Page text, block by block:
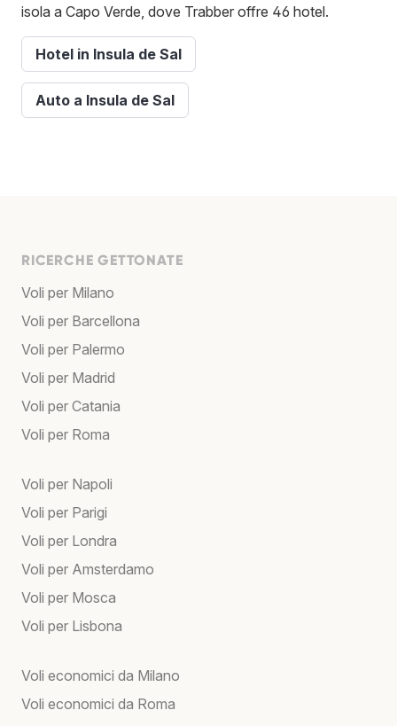
isola a Capo Verde, dove Trabber offre 46 hotel.
Hotel in Insula de Sal
Auto a Insula de Sal
RICERCHE GETTONATE
Voli per Milano
Voli per Barcellona
Voli per Palermo
Voli per Madrid
Voli per Catania
Voli per Roma
Voli per Napoli
Voli per Parigi
Voli per Londra
Voli per Amsterdamo
Voli per Mosca
Voli per Lisbona
Voli economici da Milano
Voli economici da Roma